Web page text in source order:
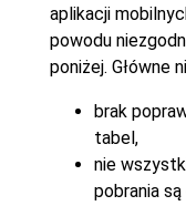
aplikacji
powodu
poniżej. Główne
brak
tabel,
nie
pobrania